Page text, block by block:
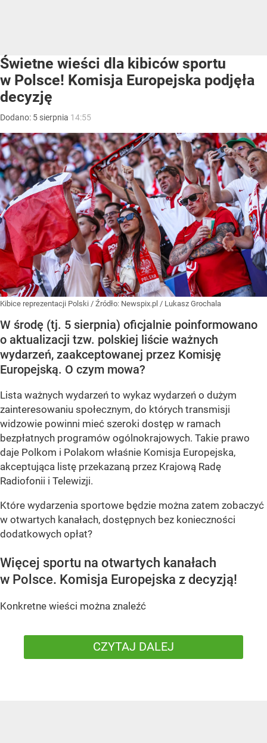
Świetne wieści dla kibiców sportu
w Polsce! Komisja Europejska podjęła
decyzję
Dodano: 5 sierpnia 14:55
Kibice reprezentacji Polski / Źródło: Newspix.pl / Lukasz Grochala
W środę (tj. 5 sierpnia) oficjalnie poinformowano
o aktualizacji tzw. polskiej liście ważnych
wydarzeń, zaakceptowanej przez Komisję
Europejską. O czym mowa?
Lista ważnych wydarzeń to wykaz wydarzeń o dużym
zainteresowaniu społecznym, do których transmisji
widzowie powinni mieć szeroki dostęp w ramach
bezpłatnych programów ogólnokrajowych. Takie prawo
daje Polkom i Polakom właśnie Komisja Europejska,
akceptująca listę przekazaną przez Krajową Radę
Radiofonii i Telewizji.
Które wydarzenia sportowe będzie można zatem zobaczyć
w otwartych kanałach, dostępnych bez konieczności
dodatkowych opłat?
Więcej sportu na otwartych kanałach
w Polsce. Komisja Europejska z decyzją!
Konkretne wieści można znaleźć
CZYTAJ DALEJ